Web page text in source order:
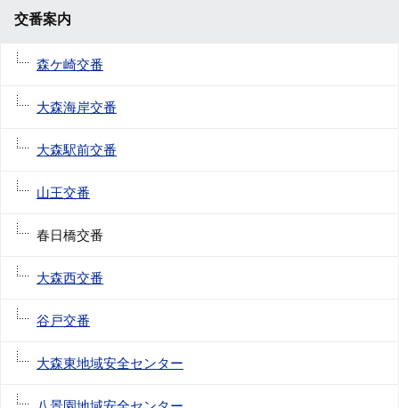
交番案内
森ケ崎交番
大森海岸交番
大森駅前交番
山王交番
春日橋交番
大森西交番
谷戸交番
大森東地域安全センター